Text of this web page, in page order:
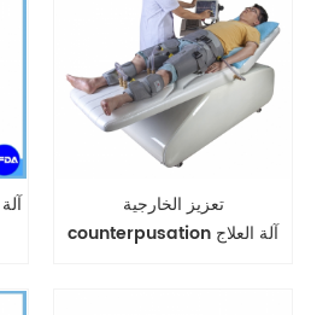
تعزيز الخارجية
counterpusation آلة العلاج